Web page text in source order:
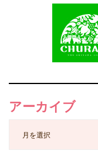
アーカイブ